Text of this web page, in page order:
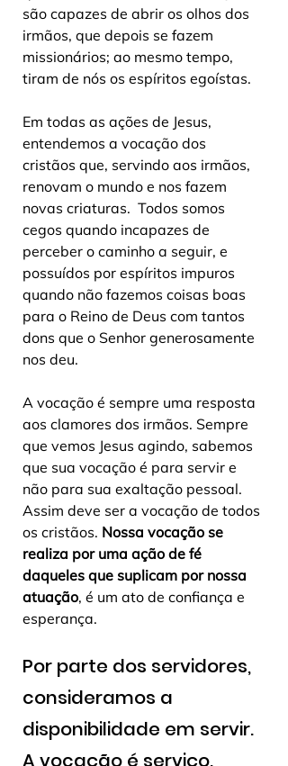
são capazes de abrir os olhos dos
irmãos, que depois se fazem
missionários; ao mesmo tempo,
tiram de nós os espíritos egoístas.
Em todas as ações de Jesus,
entendemos a vocação dos
cristãos que, servindo aos irmãos,
renovam o mundo e nos fazem
novas criaturas.  Todos somos
cegos quando incapazes de
perceber o caminho a seguir, e
possuídos por espíritos impuros
quando não fazemos coisas boas
para o Reino de Deus com tantos
dons que o Senhor generosamente
nos deu.
A vocação é sempre uma resposta
aos clamores dos irmãos. Sempre
que vemos Jesus agindo, sabemos
que sua vocação é para servir e
não para sua exaltação pessoal.
Assim deve ser a vocação de todos
os cristãos. Nossa vocação se
realiza por uma ação de fé
daqueles que suplicam por nossa
atuação, é um ato de confiança e
esperança.
Por parte dos servidores,
consideramos a
disponibilidade em servir.
A vocação é serviço.